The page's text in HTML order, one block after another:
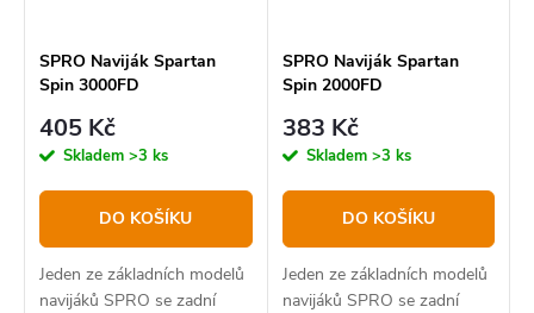
SPRO Naviják Spartan
Spin 3000FD
405 Kč
Skladem >3 ks
DO KOŠÍKU
Jeden ze základních modelů
navijáků SPRO se zadní
SPRO Naviják Spartan
Spin 2000FD
383 Kč
Skladem >3 ks
DO KOŠÍKU
Jeden ze základních modelů
navijáků SPRO se zadní